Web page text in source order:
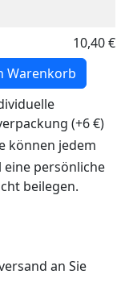
10,40 €
Warenkorb
(+6 €)
können jedem
persönliche
beilegen.
an Sie